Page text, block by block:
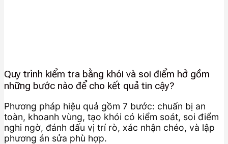
Quy trình kiểm tra bằng khói và soi điểm hở gồm
những bước nào để cho kết quả tin cậy?
Phương pháp hiệu quả gồm 7 bước: chuẩn bị an
toàn, khoanh vùng, tạo khói có kiểm soát, soi điểm
nghi ngờ, đánh dấu vị trí rò, xác nhận chéo, và lập
phương án sửa phù hợp.